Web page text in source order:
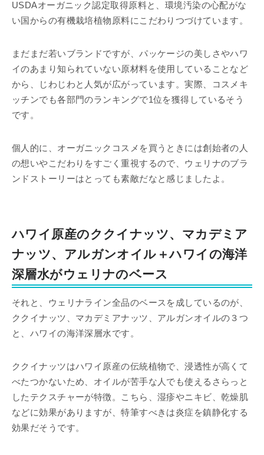
USDAオーガニック認定取得原料と、環境汚染の心配がな
い国からの有機栽培植物原料にこだわりつづけています。
まだまだ若いブランドですが、パッケージの美しさやハワ
イのあまり知られていない原材料を使用していることなど
から、じわじわと人気が広がっています。実際、コスメキ
ッチンでも各部門のランキングで1位を獲得しているそう
です。
個人的に、オーガニックコスメを買うときには創始者の人
の想いやこだわりをすごく重視するので、ウェリナのブラ
ンドストーリーはとっても素敵だなと感じましたよ。
ハワイ原産のククイナッツ、マカデミア
ナッツ、アルガンオイル＋ハワイの海洋
深層水がウェリナのベース
それと、ウェリナライン全品のベースを成しているのが、
ククイナッツ、マカデミアナッツ、アルガンオイルの３つ
と、ハワイの海洋深層水です。
ククイナッツはハワイ原産の伝統植物で、浸透性が高くて
べたつかないため、オイルが苦手な人でも使えるさらっと
したテクスチャーが特徴。こちら、湿疹やニキビ、乾燥肌
などに効果がありますが、特筆すべきは炎症を鎮静化する
効果だそうです。